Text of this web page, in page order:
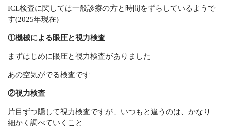
ICL検査に関しては一般診療の方と時間をずらしているようで
す(2025年現在)
①機械による眼圧と視力検査
まずはじめに眼圧と視力検査がありました
あの空気がでる検査です
②視力検査
片目ずつ隠して視力検査ですが、いつもと違うのは、かなり
細かく調べていくこと